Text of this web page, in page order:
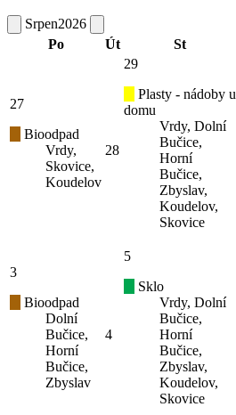
Srpen2026
Po
Út St
27
Bioodpad
Vrdy,
Skovice,
Koudelov
28
29
Plasty - nádoby u
domu
Vrdy, Dolní
Bučice,
Horní
Bučice,
Zbyslav,
Koudelov,
Skovice
3
Bioodpad
Dolní
Bučice,
Horní
Bučice,
Zbyslav
4
5
Sklo
Vrdy, Dolní
Bučice,
Horní
Bučice,
Zbyslav,
Koudelov,
Skovice